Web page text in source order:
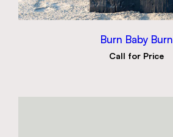
Burn Baby Burn
Call for Price